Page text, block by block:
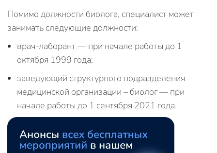
Помимо должности биолога, специалист может
занимать следующие должности:
врач-лаборант — при начале работы до 1
октября 1999 года;
заведующий структурного подразделения
медицинской организации – биолог — при
начале работы до 1 сентября 2021 года.